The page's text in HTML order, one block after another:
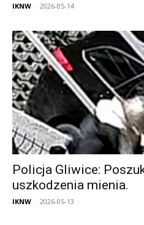
IKNW - 2026-05-14
Policja Gliwice:
uszkodzenia mienia.
IKNW - 2026-05-13